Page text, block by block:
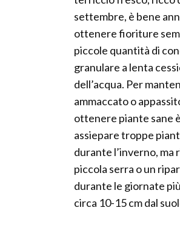
settembre, è bene
ottenere fioriture
piccole quantità di
granulare a lenta
dell’acqua. Per
ammaccato o
ottenere piante sane
assiepare troppe
durante l’inverno, ma
piccola serra o un
durante le giornate
circa 10-15 cm dal